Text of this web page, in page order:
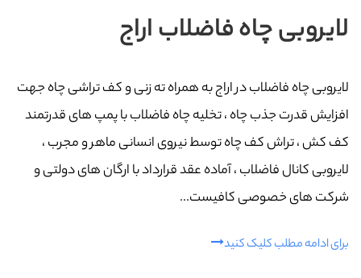
لایروبی چاه فاضلاب اراج
لایروبی چاه فاضلاب در اراج به همراه ته زنی و کف تراشی چاه جهت
افزایش قدرت جذب چاه ، تخلیه چاه فاضلاب با پمپ های قدرتمند
کف کش ، تراش کف چاه توسط نیروی انسانی ماهر و مجرب ،
لایروبی کانال فاضلاب ، آماده عقد قرارداد با ارگان های دولتی و
شرکت های خصوصی کافیست...
برای ادامه مطلب کلیک کنید